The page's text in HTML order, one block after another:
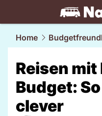
travel.NAU.ch
Home
Reisen
Budget:
clever